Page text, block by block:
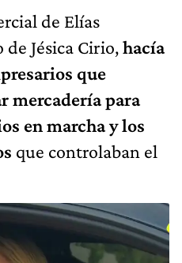
de Elías
Jésica Cirio,hacía
que
mercadería para
en marcha y los
que controlaban el